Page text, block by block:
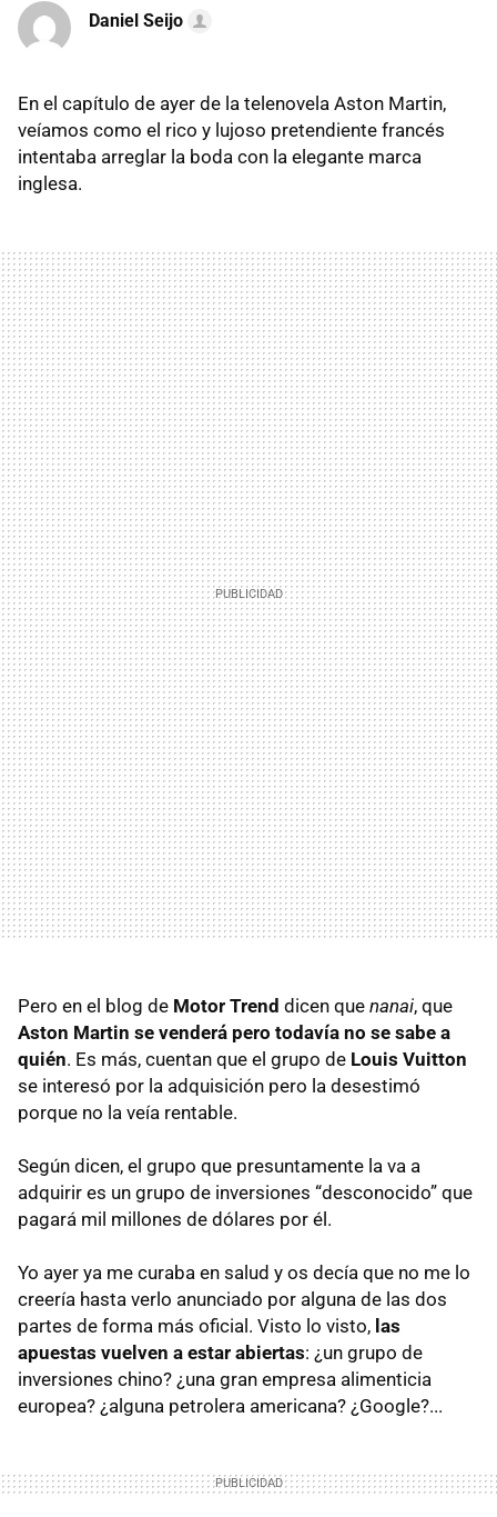
Daniel Seijo
En el capítulo de ayer de la telenovela Aston Martin,
veíamos como el rico y lujoso pretendiente francés
intentaba arreglar la boda con la elegante marca
inglesa.
Pero en el blog de Motor Trend dicen que nanai, que
Aston Martin se venderá pero todavía no se sabe a
quién. Es más, cuentan que el grupo de Louis Vuitton
se interesó por la adquisición pero la desestimó
porque no la veía rentable.
Según dicen, el grupo que presuntamente la va a
adquirir es un grupo de inversiones “desconocido” que
pagará mil millones de dólares por él.
Yo ayer ya me curaba en salud y os decía que no me lo
creería hasta verlo anunciado por alguna de las dos
partes de forma más oficial. Visto lo visto, las
apuestas vuelven a estar abiertas: ¿un grupo de
inversiones chino? ¿una gran empresa alimenticia
europea? ¿alguna petrolera americana? ¿Google?...